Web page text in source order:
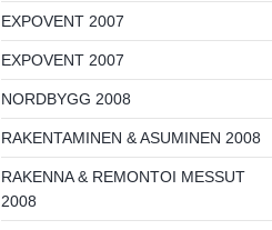
EXPOVENT 2007
EXPOVENT 2007
NORDBYGG 2008
RAKENTAMINEN & ASUMINEN 2008
RAKENNA & REMONTOI MESSUT
2008